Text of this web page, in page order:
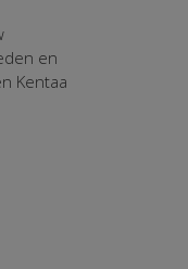
en
Kentaa